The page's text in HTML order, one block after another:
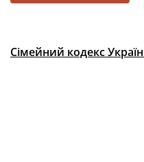
Сімейний кодекс